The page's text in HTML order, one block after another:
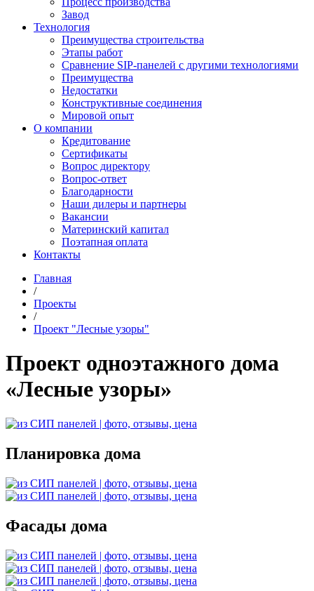
Завод
Технология
Преимущества строительства
Этапы работ
Сравнение SIP-панелей с другими технологиями
Преимущества
Недостатки
Конструктивные соединения
Мировой опыт
О компании
Кредитование
Сертификаты
Вопрос директору
Вопрос-ответ
Благодарности
Наши дилеры и партнеры
Вакансии
Материнский капитал
Поэтапная оплата
Контакты
Главная
/
Проекты
/
Проект "Лесные узоры"
Проект одноэтажного дома
«Лесные узоры»
Планировка дома
Фасады дома